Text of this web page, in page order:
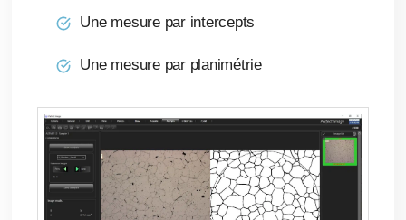
Une mesure par intercepts
Une mesure par planimétrie